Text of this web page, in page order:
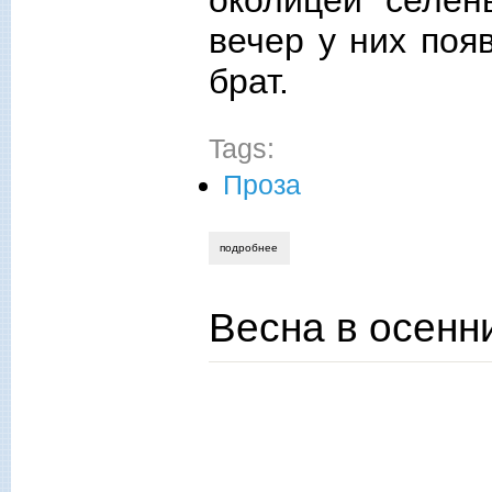
вечер у них
брат.
Tags:
Проза
подробнее
Весна в